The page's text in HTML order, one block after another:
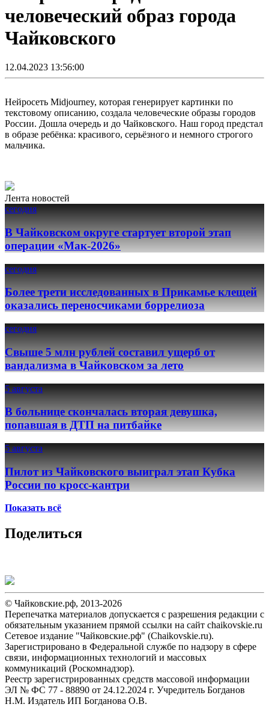
человеческий образ города
Чайковского
12.04.2023 13:56:00
Нейросеть Midjourney, которая генерирует картинки по
текстовому описанию, создала человеческие образы городов
России. Дошла очередь и до Чайковского. Наш город предстал
в образе ребёнка: красивого, серьёзного и немного строгого
мальчика.
Лента новостей
сегодня
В Чайковском округе стартует второй этап
операции «Мак-2026»
сегодня
Более трети исследованных в Прикамье клещей
оказались переносчиками боррелиоза
сегодня
Свыше 5 млн рублей составил ущерб от
вандализма в Чайковском за лето
5 августа
В больнице скончалась вторая девушка,
попавшая в ДТП на питбайке
5 августа
Пилот из Чайковского выиграл этап Кубка
России по кросс-кантри
Показать всё
Поделиться
© Чайковские.рф, 2013-2026
Перепечатка материалов допускается с разрешения редакции с
обязательным указанием прямой ссылки на сайт chaikovskie.ru
Сетевое издание "Чайковские.рф" (Chaikovskie.ru).
Зарегистрировано в Федеральной службе по надзору в сфере
связи, информационных технологий и массовых
коммуникаций (Роскомнадзор).
Реестр зарегистрированных средств массовой информации
ЭЛ № ФС 77 - 88890 от 24.12.2024 г. Учредитель Богданов
Н.М. Издатель ИП Богданова О.В.